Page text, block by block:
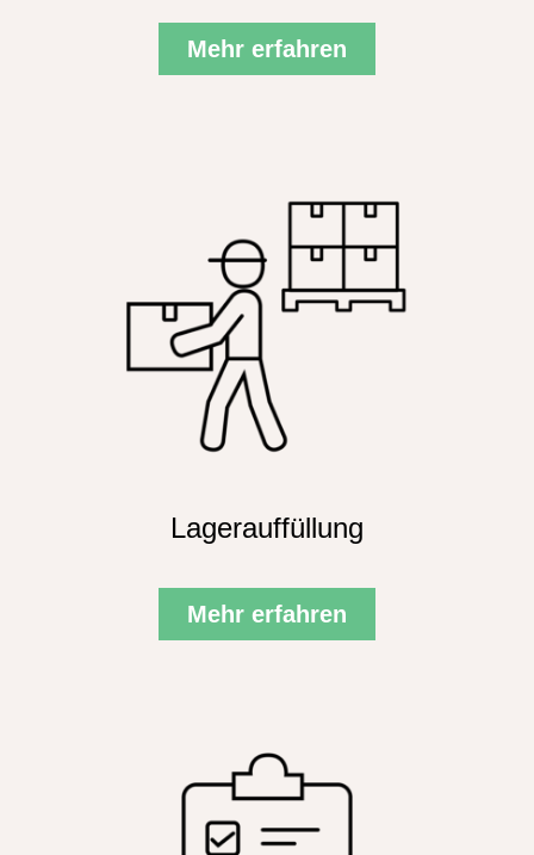
Mehr erfahren
Lagerauffüllung
Mehr erfahren